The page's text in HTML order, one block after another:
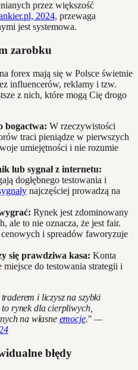
przez większość
2024, przewaga
jest systemowa.
zarobku
forex mają się w Polsce świetnie
influencerów, reklamy i tzw.
z nich, które mogą Cię drogo
bogactwa: W rzeczywistości
traci pieniądze w pierwszych
umiejętności i nie rozumie
lub sygnał z internetu:
dogłębnego testowania i
najczęściej prowadzą na
Rynek jest zdominowany
ale to nie oznacza, że jest fair.
i spreadów faworyzuje
się prawdziwa kasa: Konta
miejsce do testowania strategii i
i liczysz na szybki
rynek dla cierpliwych,
na własne emocje." —
błędy